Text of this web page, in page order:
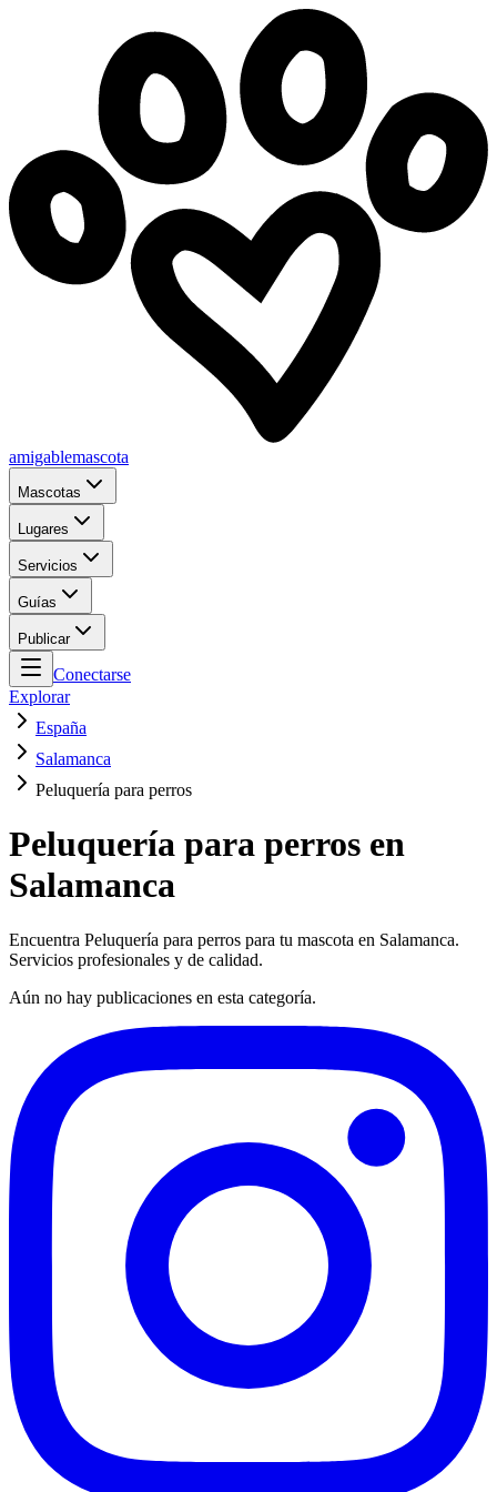
amigablemascota
Mascotas
Lugares
Servicios
Guías
Publicar
Conectarse
Explorar
España
Salamanca
Peluquería para perros
Peluquería para perros en
Salamanca
Encuentra Peluquería para perros para tu mascota en Salamanca.
Servicios profesionales y de calidad.
Aún no hay publicaciones en esta categoría.